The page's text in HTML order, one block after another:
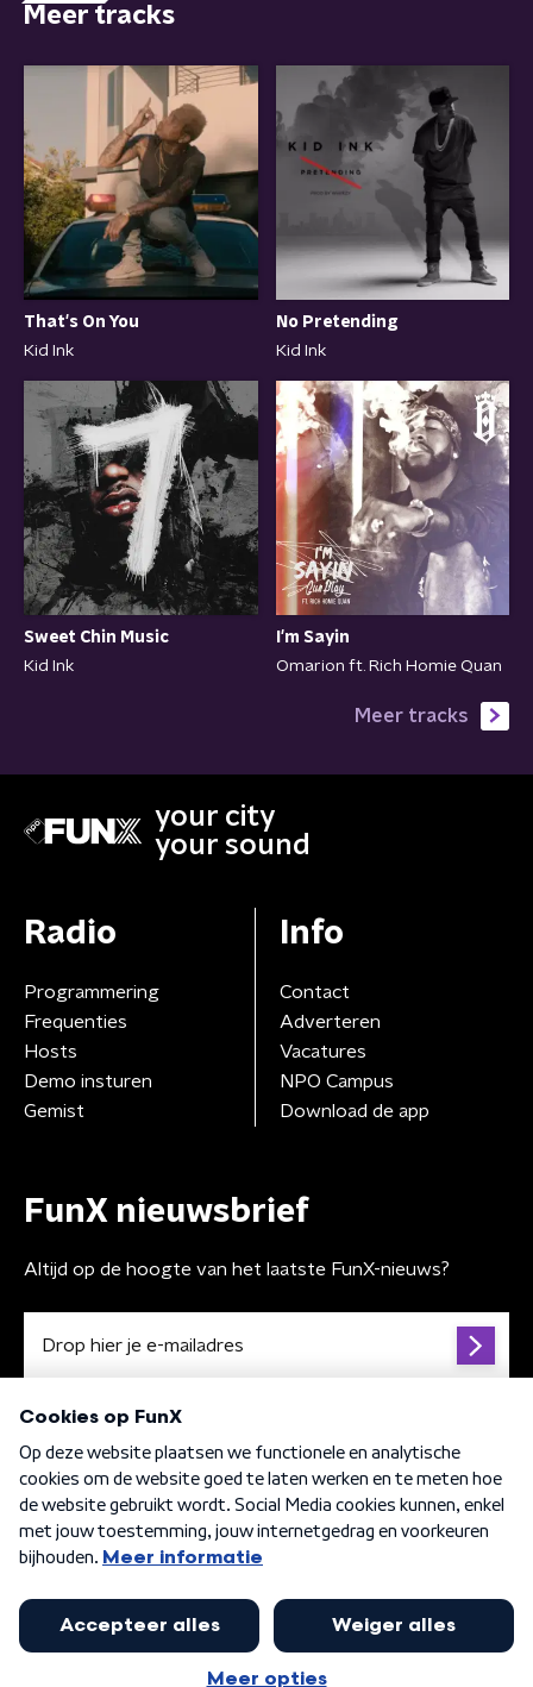
Meer tracks
That's On You
Kid Ink
No Pretending
Kid Ink
Sweet Chin Music
Kid Ink
I'm Sayin
Omarion ft. Rich Homie Quan
Meer tracks
your city
your sound
Radio
Programmering
Frequenties
Hosts
Demo insturen
Gemist
Info
Contact
Adverteren
Vacatures
NPO Campus
Download de app
FunX nieuwsbrief
Altijd op de hoogte van het laatste FunX-nieuws?
Algemene voorwaarden Privacybeleid